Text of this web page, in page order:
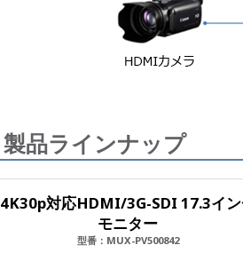
製品ラインナップ
4K30p対応HDMI/3G-SDI 17.3イ
モニター
型番：MUX-PV500842